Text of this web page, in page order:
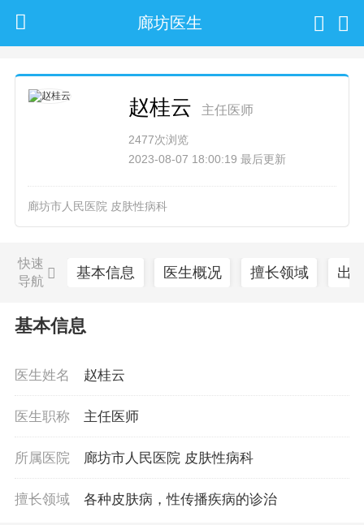
廊坊医生
赵桂云 主任医师
2477次浏览
2023-08-07 18:00:19 最后更新
廊坊市人民医院 皮肤性病科
快速
导航
基本信息 医生概况 擅长领域 出
基本信息
医生姓名 赵桂云
医生职称 主任医师
所属医院 廊坊市人民医院 皮肤性病科
擅长领域 各种皮肤病，性传播疾病的诊治